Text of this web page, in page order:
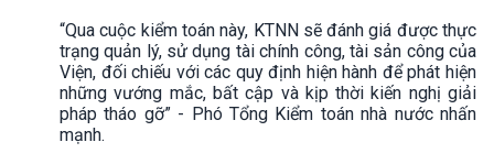
“Qua cuộc kiểm toán này, KTNN sẽ đánh giá được thực
trạng quản lý, sử dụng tài chính công, tài sản công của
Viện, đối chiếu với các quy định hiện hành để phát hiện
những vướng mắc, bất cập và kịp thời kiến nghị giải
pháp tháo gỡ” - Phó Tổng Kiểm toán nhà nước nhấn
mạnh.